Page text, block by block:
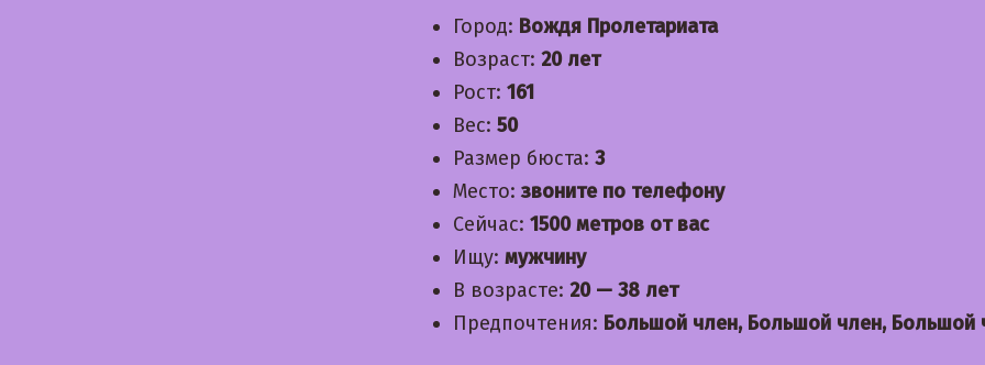
Город: Вождя Пролетариата
Возраст: 20 лет
Рост: 161
Вес: 50
Размер бюста: 3
Место:звоните по телефону
Сейчас: 1500 метров от вас
Ищу: мужчину
В возрасте: 20 — 38 лет
Предпочтения: Большой член, Большой член, Большой